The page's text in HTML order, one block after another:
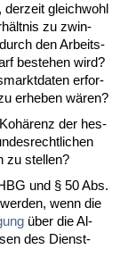
der­zeit gleich­wohl
zu zwin­
den Ar­beits­
be­ste­hen wird?
er­for­
er­he­ben wären?
der hes­
zu stel­len?
und § 50 Abs.
wenn die
über die Al­
des Dienst­